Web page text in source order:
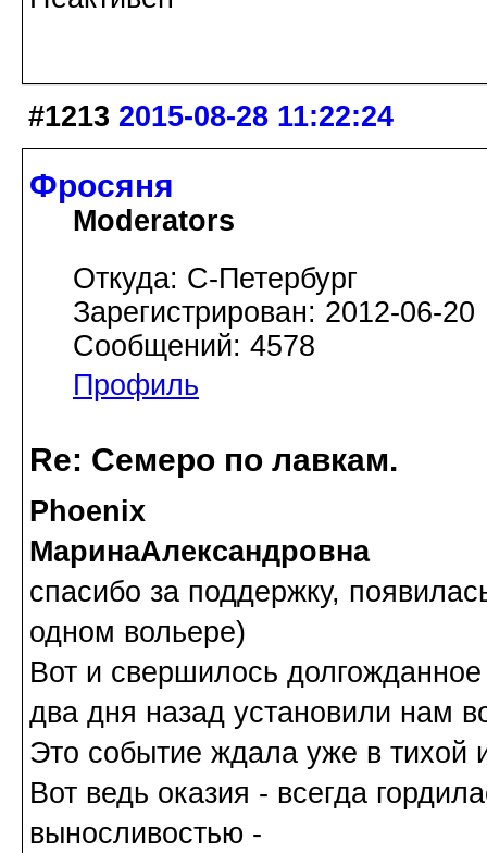
#1213 2015-08-28 11:22:24
Фросяня
Moderators
Откуда: С-Петербург
Зарегистрирован: 2012-06-20
Сообщений: 4578
Профиль
Re: Семеро по лавкам.
Phoenix
МаринаАлександровна
спасибо за поддержку,
одном вольере)
Вот и свершилось
два дня назад установили нам
Это событие ждала уже в тихой
Вот ведь оказия - всегда
выносливостью -